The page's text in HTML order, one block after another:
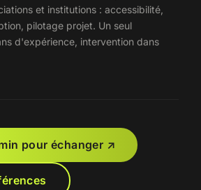
et institutions : accessibilité,
pilotage projet. Un seul
d'expérience, intervention dans
pour échanger ↗